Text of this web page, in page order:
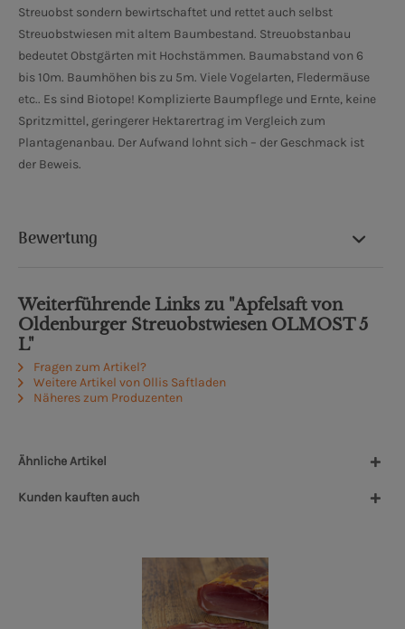
Streuobst sondern bewirtschaftet und rettet auch selbst
Streuobstwiesen mit altem Baumbestand. Streuobstanbau
bedeutet Obstgärten mit Hochstämmen. Baumabstand von 6
bis 10m. Baumhöhen bis zu 5m. Viele Vogelarten, Fledermäuse
etc.. Es sind Biotope! Komplizierte Baumpflege und Ernte, keine
Spritzmittel, geringerer Hektarertrag im Vergleich zum
Plantagenanbau. Der Aufwand lohnt sich – der Geschmack ist
der Beweis.
Bewertung
Weiterführende Links zu "Apfelsaft von
Oldenburger Streuobstwiesen OLMOST 5
L"
Fragen zum Artikel?
Weitere Artikel von Ollis Saftladen
Näheres zum Produzenten
Ähnliche Artikel
Kunden kauften auch